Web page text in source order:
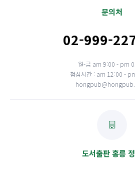
문의처
02-999-
월-금 am 9:00 - pm
점심시간 : am 12:00 -
도서출판 홍릉